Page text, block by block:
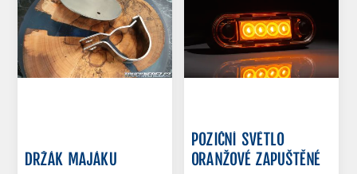
DRŽÁK MAJÁKU
POZIČNÍ SVĚTLO
ORANŽOVÉ ZAPUŠTĚNÉ